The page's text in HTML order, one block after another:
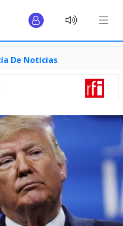
De Noticias